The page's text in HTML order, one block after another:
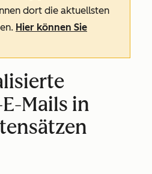
dort die aktuellsten
Hier können Sie
Mails in